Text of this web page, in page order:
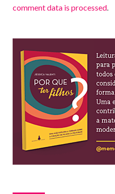
comment data is processed.